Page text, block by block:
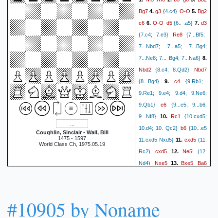
Coughlin, Sinclair - Wall, Bill
1475 - 1597
World Class Ch, 1975.05.19
Bg7 4.g3 {4.c4} O-O 5.Bg2
c6 6. O-O d5{6.. .a5} 7.d3
{7.c4; 7.e3} Re8 {7...Bf5;
7...Nbd7; 7...a5; 7...Bg4;
7...Ne8; 7... Bg4; 7...Na6}8.
Nbd2 {8.c4; 8.Qd2} Nbd7
{8...Bg4} 9. c4 {9.Rb1;
9.Re1; 9.e4; 9.d4; 9.Ne6;
9.Qb1}
e6 {9...e5; 9...b6;
9...Nf8} 10.Rc1
{10.cxd5;
10.d4; 10. Qc2} b6 {10...e5
11.cxd5 Nxd5} 11. cxd5 (11.
Rc2)
cxd5 12. Ne5! (12.
Nd4)
Nxe513.Bxe5 Ba6
Qb1
h6(19... e5! 20. Be3
#10905 by Noname